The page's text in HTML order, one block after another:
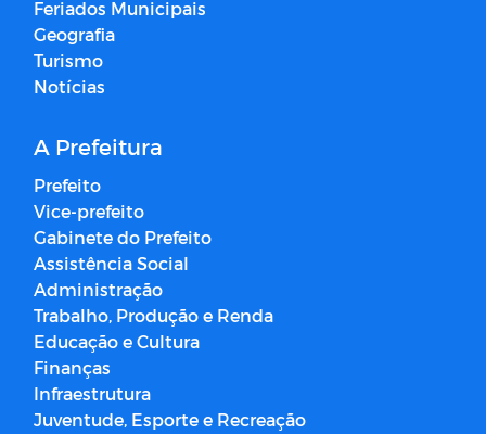
Feriados Municipais
Geografia
Turismo
Notícias
A Prefeitura
Prefeito
Vice-prefeito
Gabinete do Prefeito
Assistência Social
Administração
Trabalho, Produção e Renda
Educação e Cultura
Finanças
Infraestrutura
Juventude, Esporte e Recreação